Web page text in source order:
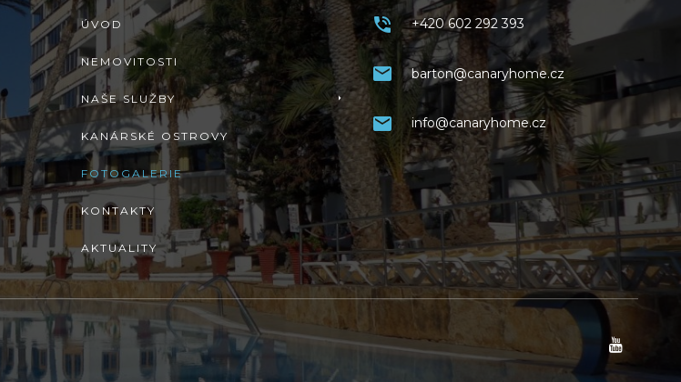
ÚVOD
NEMOVITOSTI
NAŠE SLUŽBY
KANÁRSKÉ OSTROVY
FOTOGALERIE
KONTAKTY
AKTUALITY
+420 602 292 393
barton@canaryhome.cz
info@canaryhome.cz